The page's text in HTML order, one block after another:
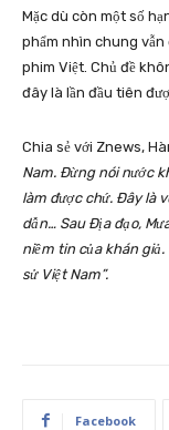
Mặc dù còn một số
phẩm nhìn chung
phim Việt. Chủ đề
đây là lần đầu tiên
Chia sẻ với Znews,
Nam. Đừng nói nước
làm được chứ. Đây là
dẫn… Sau Địa đạo,
niềm tin của khán
sử Việt Nam”.
Facebook